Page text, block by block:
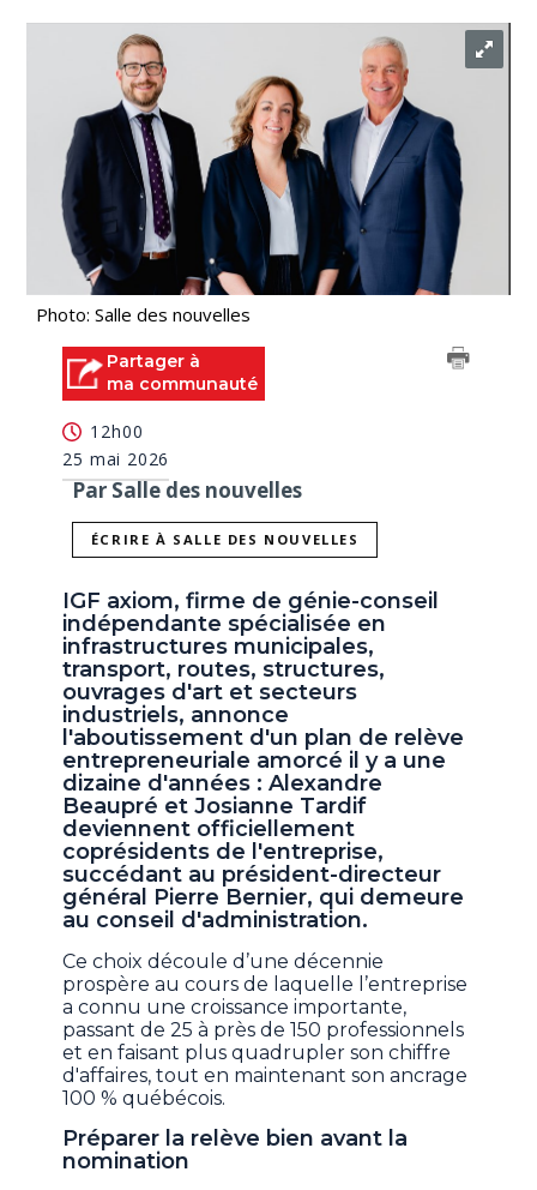
Photo: Salle des nouvelles
Partager à
ma communauté
12h00
25 mai 2026
Par Salle des nouvelles
ÉCRIRE À SALLE DES NOUVELLES
IGF axiom, firme de génie-conseil
indépendante spécialisée en
infrastructures municipales,
transport, routes, structures,
ouvrages d'art et secteurs
industriels, annonce
l'aboutissement d'un plan de relève
entrepreneuriale amorcé il y a une
dizaine d'années : Alexandre
Beaupré et Josianne Tardif
deviennent officiellement
coprésidents de l'entreprise,
succédant au président-directeur
général Pierre Bernier, qui demeure
au conseil d'administration.
Ce choix découle d’une décennie
prospère au cours de laquelle l’entreprise
a connu une croissance importante,
passant de 25 à près de 150 professionnels
et en faisant plus quadrupler son chiffre
d'affaires, tout en maintenant son ancrage
100 % québécois.
Préparer la relève bien avant la
nomination